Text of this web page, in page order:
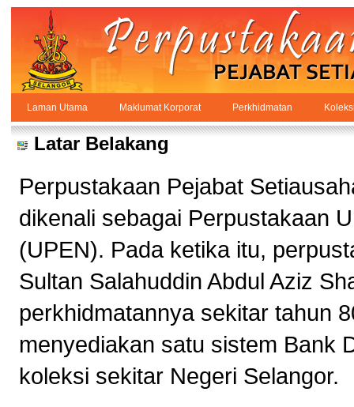
Skip to Content
PPSUKSEL
Maklumat Korporat
Laman Utama Maklumat Korporat Perkhidmatan
Latar Belakang
Perpustakaan Pejabat
dikenali sebagai Perpustakaan
(UPEN). Pada ketika itu,
Sultan Salahuddin Abdul Aziz
perkhidmatannya sekitar tahun
menyediakan satu sistem Bank
koleksi sekitar Negeri Selangor.